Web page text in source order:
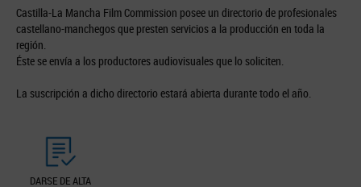
Castilla-La Mancha Film Commission posee un directorio de profesionales
castellano-manchegos que presten servicios a la producción en toda la
región.
Éste se envía a los productores audiovisuales que lo soliciten.
La suscripción a dicho directorio estará abierta durante todo el año.
DARSE DE ALTA